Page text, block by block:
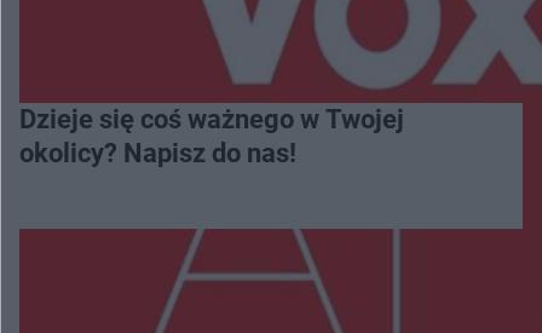
Dzieje się coś ważnego w Twojej
okolicy? Napisz do nas!
Więcej